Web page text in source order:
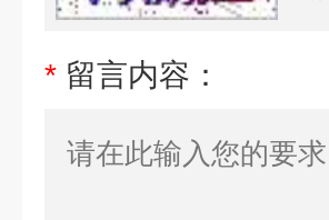
* 留言内容：